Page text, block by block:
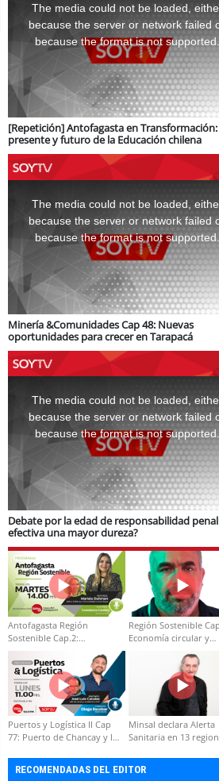
window.
The media could not be loaded,
because the server or network failed
because the format is not supported.
[Repetición] Antofagasta en Transformación:
presente y futuro de la Educación chilena
window.
The media could not be loaded,
because the server or network failed
because the format is not supported.
Minería &Comunidades Cap 48: Nuevas
oportunidades para crecer en Tarapacá
window.
The media could not be loaded,
because the server or network failed
because the format is not supported.
Debate por la edad de responsabilidad
efectiva una mayor dureza?
Antofagasta Región
Sostenible Cap.2:
Educación ambiental y
formación de capacidades
técnicas
Región Sostenible
Economía circular y
Puertos y Logística II Cap
77: Puerto de Chancay y la
Minsal declara Alerta
Sanitaria en 13
RECOMENDADAS DEL EDITOR